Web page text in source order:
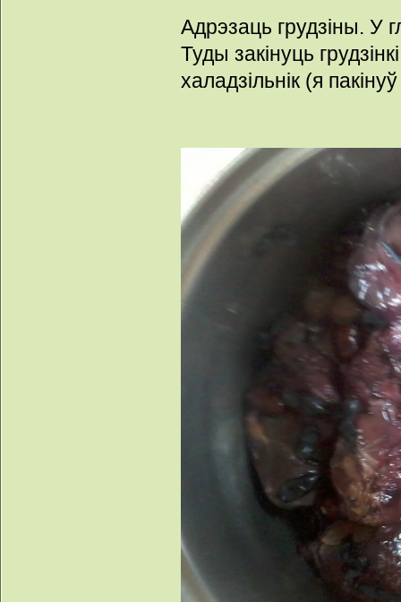
Адрэзаць грудзіны. У
Туды закінуць
халадзільнік (я